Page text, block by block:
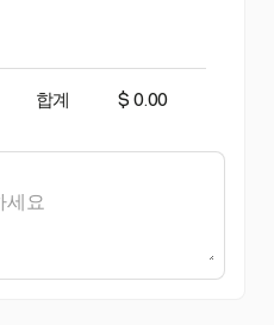
합계 $ 0.00